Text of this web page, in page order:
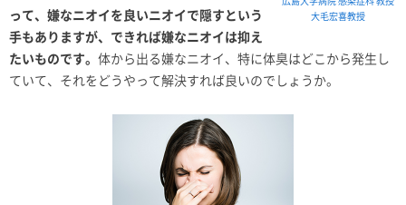
大毛宏喜教授
って、嫌なニオイを良いニオイで隠すという
手もありますが、できれば嫌なニオイは抑え
たいものです。
体から出る嫌なニオイ、特に体臭はどこから発生し
ていて、それをどうやって解決すれば良いのでしょうか。